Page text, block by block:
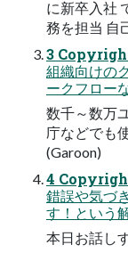
に新卒入社
務を担当 自
3
組織向けの
ークフロー
数千～数万
庁などでも
(Garoon)
4
錯誤や気づ
す！という
本日お話し